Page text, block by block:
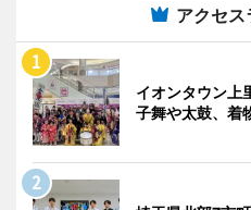
アクセ
イオンタウン
子舞や太鼓、着